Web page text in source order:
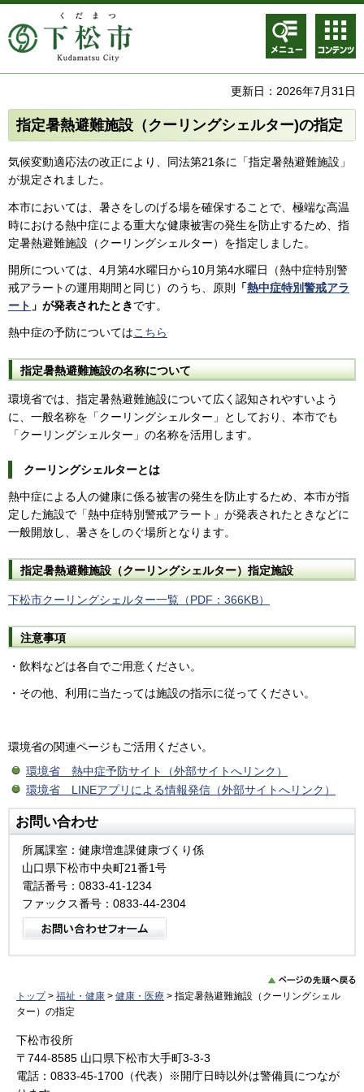
メニュ
ー
コンテ
ンツメ
ニュー
更新日：2026年7月31日
指定暑熱避難施設（クーリングシェルター)の指定
気候変動適応法の改正により、同法第21条に「指定暑熱避難施設」
が規定されました。
本市においては、暑さをしのげる場を確保することで、極端な高温
時における熱中症による重大な健康被害の発生を防止するため、指
定暑熱避難施設（クーリングシェルター）を指定しました。
開所については、4月第4水曜日から10月第4水曜日（熱中症特別警
戒アラートの運用期間と同じ）のうち、原則
「熱中症特別警戒アラ
ート 」が発表されたときです。
熱中症の予防についてはこちら
指定暑熱避難施設の名称について
環境省では、指定暑熱避難施設について広く認知されやすいよう
に、一般名称を「クーリングシェルター」としており、本市でも
「クーリングシェルター」の名称を活用します。
クーリングシェルターとは
熱中症による人の健康に係る被害の発生を防止するため、本市が指
定した施設で「熱中症特別警戒アラート」が発表されたときなどに
一般開放し、暑さをしのぐ場所となります。
指定暑熱避難施設（クーリングシェルター）指定施設
下松市クーリングシェルター一覧（PDF：366KB）
注意事項
・飲料などは各自でご用意ください。
・その他、利用に当たっては施設の指示に従ってください。
環境省の関連ページもご活用ください。
環境省 熱中症予防サイト（外部サイトへリンク）
環境省 LINEアプリによる情報発信（外部サイトへリンク）
お問い合わせ
所属課室：健康増進課健康づくり係
山口県下松市中央町21番1号
電話番号：0833-41-1234
ファックス番号：0833-44-2304
トップ> 福祉・健康 > 健康・医療 > 指定暑熱避難施設（クーリングシェル
ター）の指定
下松市役所
〒744-8585 山口県下松市大手町3-3-3
電話：0833-45-1700（代表）※開庁日時以外は警備員につなが